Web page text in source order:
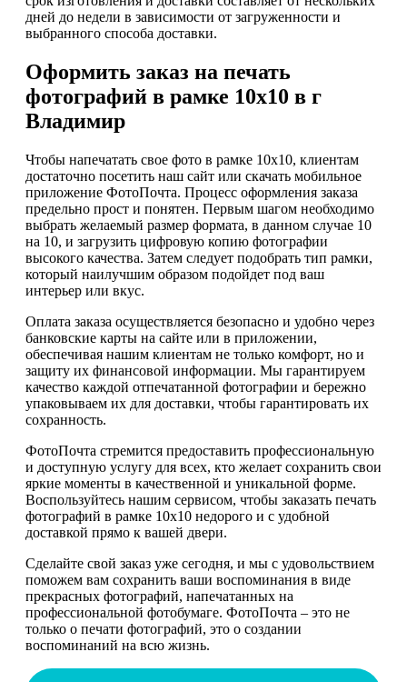
дней до недели в зависимости от загруженности и
выбранного способа доставки.
Оформить заказ на печать
фотографий в рамке 10х10 в г
Владимир
Чтобы напечатать свое фото в рамке 10х10, клиентам
достаточно посетить наш сайт или скачать мобильное
приложение ФотоПочта. Процесс оформления заказа
предельно прост и понятен. Первым шагом необходимо
выбрать желаемый размер формата, в данном случае 10
на 10, и загрузить цифровую копию фотографии
высокого качества. Затем следует подобрать тип рамки,
который наилучшим образом подойдет под ваш
интерьер или вкус.
Оплата заказа осуществляется безопасно и удобно через
банковские карты на сайте или в приложении,
обеспечивая нашим клиентам не только комфорт, но и
защиту их финансовой информации. Мы гарантируем
качество каждой отпечатанной фотографии и бережно
упаковываем их для доставки, чтобы гарантировать их
сохранность.
ФотоПочта стремится предоставить профессиональную
и доступную услугу для всех, кто желает сохранить свои
яркие моменты в качественной и уникальной форме.
Воспользуйтесь нашим сервисом, чтобы заказать печать
фотографий в рамке 10х10 недорого и с удобной
доставкой прямо к вашей двери.
Сделайте свой заказ уже сегодня, и мы с удовольствием
поможем вам сохранить ваши воспоминания в виде
прекрасных фотографий, напечатанных на
профессиональной фотобумаге. ФотоПочта – это не
только о печати фотографий, это о создании
воспоминаний на всю жизнь.